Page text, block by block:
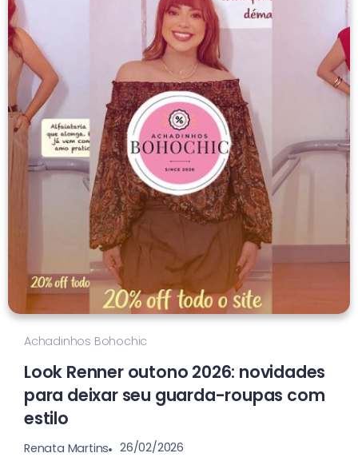
Achadinhos Bohochic
Look Renner outono 2026: novidades
para deixar seu guarda-roupas com
estilo
Renata Martins 26/02/2026